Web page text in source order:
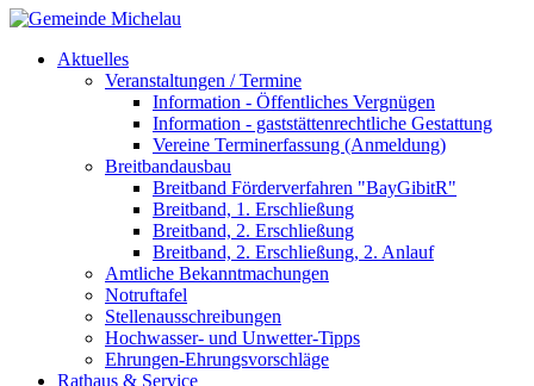
Aktuelles
Veranstaltungen / Termine
Information - Öffentliches Vergnügen
Information - gaststättenrechtliche Gestattung
Vereine Terminerfassung (Anmeldung)
Breitbandausbau
Breitband Förderverfahren "BayGibitR"
Breitband, 1. Erschließung
Breitband, 2. Erschließung
Breitband, 2. Erschließung, 2. Anlauf
Amtliche Bekanntmachungen
Notruftafel
Stellenausschreibungen
Hochwasser- und Unwetter-Tipps
Ehrungen-Ehrungsvorschläge
Rathaus & Service